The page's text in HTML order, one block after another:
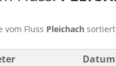
vom Fluss Pleichach